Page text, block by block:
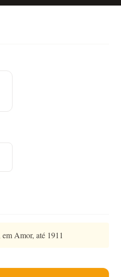
Amor, até 1911